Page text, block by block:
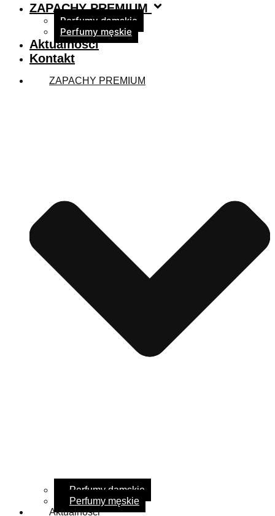
ZAPACHY PREMIUM
Perfumy damskie
Perfumy męskie
Aktualności
Kontakt
ZAPACHY PREMIUM
Perfumy damskie
Perfumy męskie
Aktualności